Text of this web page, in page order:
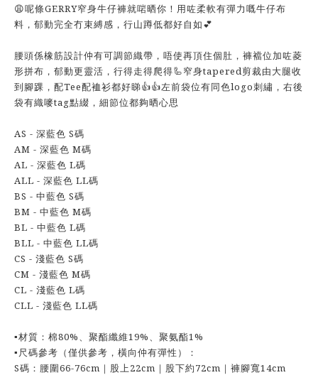
😩呢條GERRY窄身牛仔褲就啱晒你！用咗柔軟有彈力嘅牛仔布
料，郁動完全冇束縛感，行山蹲低都好自如💕
腰頭係橡筋設計仲有可調節織帶，唔使再頂住個肚，褲襠位加咗菱
形拼布，郁動更靈活，行得走得爬得🦾窄身tapered剪裁由大腿收
到腳踝，配Tee配裇衫都好睇👍👍左前袋位有同色logo刺繡，右後
袋有織嘜tag點綴，細節位都夠晒心思
AS - 深藍色 S碼
AM - 深藍色 M碼
AL - 深藍色 L碼
ALL - 深藍色 LL碼
BS - 中藍色 S碼
BM - 中藍色 M碼
BL - 中藍色 L碼
BLL - 中藍色 LL碼
CS - 淺藍色 S碼
CM - 淺藍色 M碼
CL - 淺藍色 L碼
CLL - 淺藍色 LL碼
▪️材質：棉80%、聚酯纖維19%、聚氨酯1%
▪️尺碼參考（僅供參考，橫向仲有彈性）：
S碼：腰圍66-76cm｜股上22cm｜股下約72cm｜褲腳寬14cm